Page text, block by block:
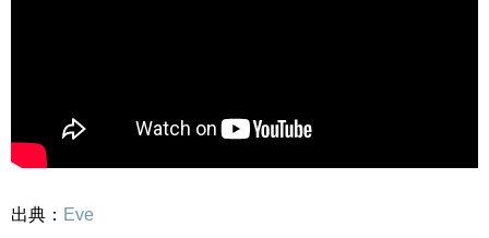
出典： Eve